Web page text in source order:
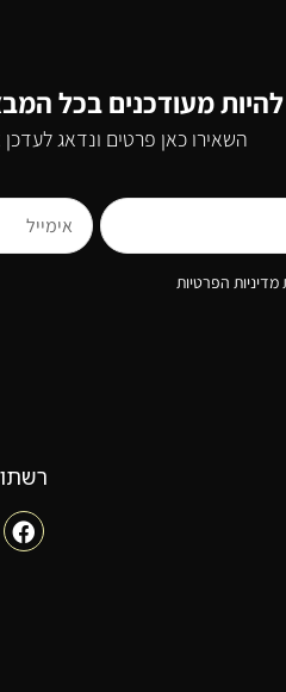
להיות מעודכנים בכל
השאירו כאן פרטים ונדאג
הפרטיות